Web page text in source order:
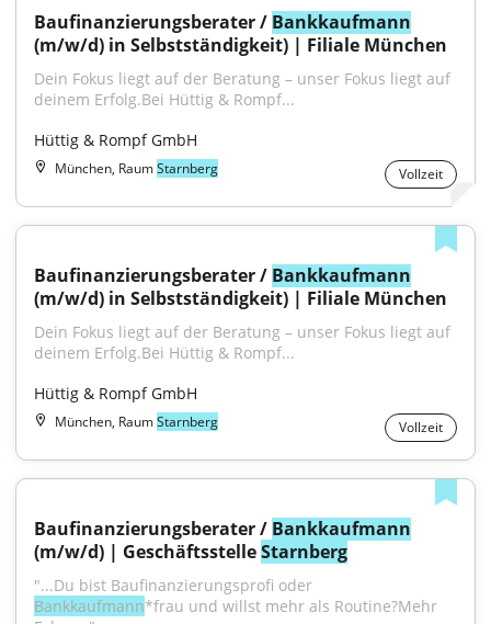
Baufinanzierungsberater / Bankkaufmann
(m/w/d) in Selbstständigkeit) | Filiale München
Dein Fokus liegt auf der Beratung – unser Fokus liegt auf
deinem Erfolg.Bei Hüttig & Rompf...
Hüttig & Rompf GmbH
München, RaumStarnberg Vollzeit
Baufinanzierungsberater / Bankkaufmann
(m/w/d) in Selbstständigkeit) | Filiale München
Dein Fokus liegt auf der Beratung – unser Fokus liegt auf
deinem Erfolg.Bei Hüttig & Rompf...
Hüttig & Rompf GmbH
München, RaumStarnberg Vollzeit
Baufinanzierungsberater / Bankkaufmann
(m/w/d) | Geschäftsstelle Starnberg
Bankkaufmann*frau und willst mehr als Routine?Mehr